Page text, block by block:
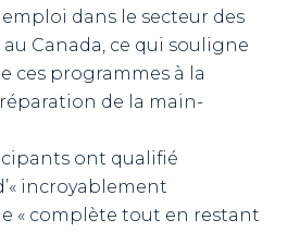
dans le secteur des
au Canada, ce qui souligne
ces programmes à la
de la main-
ont qualifié
incroyablement
« complète tout en restant